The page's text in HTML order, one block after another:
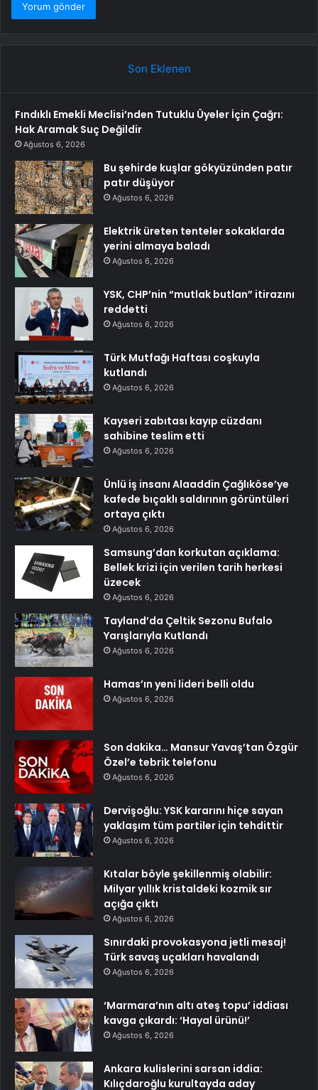
Son Eklenen
Fındıklı Emekli Meclisi’nden Tutuklu Üyeler İçin Çağrı:
Hak Aramak Suç Değildir
Ağustos 6, 2026
Bu şehirde kuşlar gökyüzünden patır
patır düşüyor
Ağustos 6, 2026
Elektrik üreten tenteler sokaklarda
yerini almaya baladı
Ağustos 6, 2026
YSK, CHP’nin “mutlak butlan” itirazını
reddetti
Ağustos 6, 2026
Türk Mutfağı Haftası coşkuyla
kutlandı
Ağustos 6, 2026
Kayseri zabıtası kayıp cüzdanı
sahibine teslim etti
Ağustos 6, 2026
Ünlü iş insanı Alaaddin Çağlıköse’ye
kafede bıçaklı saldırının görüntüleri
ortaya çıktı
Ağustos 6, 2026
Samsung’dan korkutan açıklama:
Bellek krizi için verilen tarih herkesi
üzecek
Ağustos 6, 2026
Tayland’da Çeltik Sezonu Bufalo
Yarışlarıyla Kutlandı
Ağustos 6, 2026
Hamas’ın yeni lideri belli oldu
Ağustos 6, 2026
Son dakika… Mansur Yavaş’tan Özgür
Özel’e tebrik telefonu
Ağustos 6, 2026
Dervişoğlu: YSK kararını hiçe sayan
yaklaşım tüm partiler için tehdittir
Ağustos 6, 2026
Kıtalar böyle şekillenmiş olabilir:
Milyar yıllık kristaldeki kozmik sır
açığa çıktı
Ağustos 6, 2026
Sınırdaki provokasyona jetli mesaj!
Türk savaş uçakları havalandı
Ağustos 6, 2026
‘Marmara’nın altı ateş topu’ iddiası
kavga çıkardı: ‘Hayal ürünü!’
Ağustos 6, 2026
Ankara kulislerini sarsan iddia:
Kılıçdaroğlu kurultayda aday